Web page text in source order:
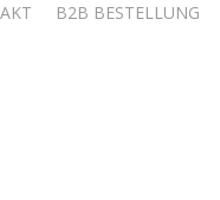
B2B BESTELLUNG